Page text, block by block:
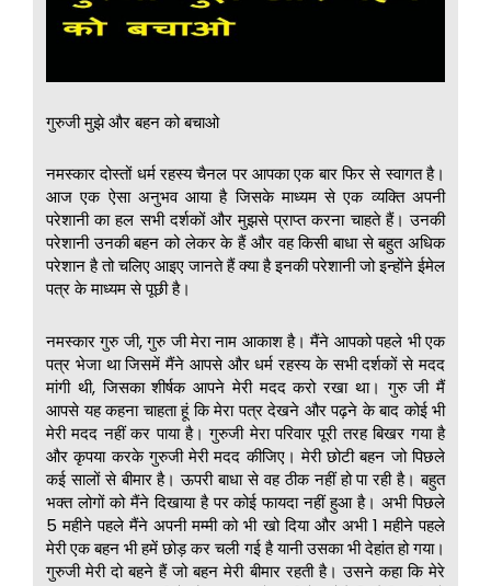
गुरुजी मुझे और बहन को बचाओ
नमस्कार दोस्तों धर्म रहस्य चैनल पर आपका एक बार फिर से स्वागत है।
आज एक ऐसा अनुभव आया है जिसके माध्यम से एक व्यक्ति अपनी
परेशानी का हल सभी दर्शकों और मुझसे प्राप्त करना चाहते हैं। उनकी
परेशानी उनकी बहन को लेकर के हैं और वह किसी बाधा से बहुत अधिक
परेशान है तो चलिए आइए जानते हैं क्या है इनकी परेशानी जो इन्होंने ईमेल
पत्र के माध्यम से पूछी है।
नमस्कार गुरु जी, गुरु जी मेरा नाम आकाश है। मैंने आपको पहले भी एक
पत्र भेजा था जिसमें मैंने आपसे और धर्म रहस्य के सभी दर्शकों से मदद
मांगी थी, जिसका शीर्षक आपने मेरी मदद करो रखा था। गुरु जी मैं
आपसे यह कहना चाहता हूं कि मेरा पत्र देखने और पढ़ने के बाद कोई भी
मेरी मदद नहीं कर पाया है। गुरुजी मेरा परिवार पूरी तरह बिखर गया है
और कृपया करके गुरुजी मेरी मदद कीजिए। मेरी छोटी बहन जो पिछले
कई सालों से बीमार है। ऊपरी बाधा से वह ठीक नहीं हो पा रही है। बहुत
भक्त लोगों को मैंने दिखाया है पर कोई फायदा नहीं हुआ है। अभी पिछले
5 महीने पहले मैंने अपनी मम्मी को भी खो दिया और अभी 1 महीने पहले
मेरी एक बहन भी हमें छोड़ कर चली गई है यानी उसका भी देहांत हो गया।
गुरुजी मेरी दो बहने हैं जो बहन मेरी बीमार रहती है। उसने कहा कि मेरे